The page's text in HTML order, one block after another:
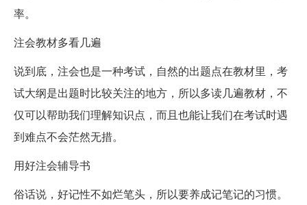
率。
注会教材多看几遍
说到底，注会也是一种考试，自然的出题点在教材里，考
试大纲是出题时比较关注的地方，所以多读几遍教材，不
仅可以帮助我们理解知识点，而且也能让我们在考试时遇
到难点不会茫然无措。
用好注会辅导书
俗话说，好记性不如烂笔头，所以要养成记笔记的习惯。